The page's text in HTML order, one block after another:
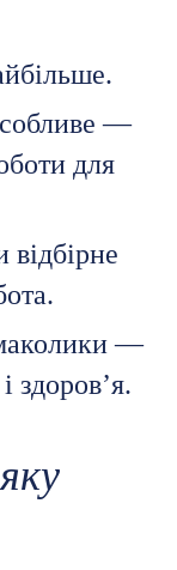
—
для
—
здоров’я.